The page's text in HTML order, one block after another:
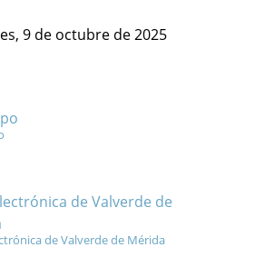
9 de octubre de 2025
de Valverde de
de Valverde de Mérida